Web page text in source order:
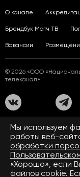
О канале
Брендбук Матч ТВ
Вакансии
© 2026 «ООО
телеканал»
На сайте
Правилах
Средство массовой
зарегистрировано
информационных
Свидетельство о
от 28.02.2018. Название —
Мы используем
работы веб-
обработки
«Хорошо», если
файлов cookie.